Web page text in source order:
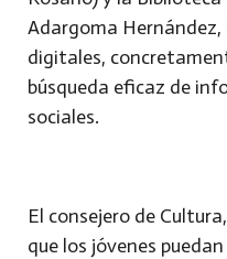
Adargoma
digitales,
búsqueda eficaz de
sociales.
El consejero de
que los jóvenes